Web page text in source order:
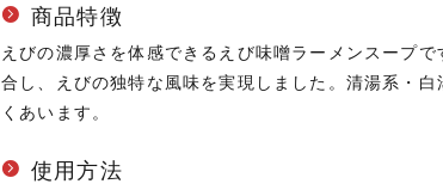
商品特徴
えびの濃厚さを体感できるえび味噌ラーメンスープ
合し、えびの独特な風味を実現しました。清湯系・白
くあいます。
使用方法